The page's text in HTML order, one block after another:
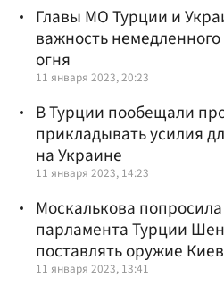
Главы МО Турции и
важность
огня
11 января 2023, 20:23
В Турции пообещали
прикладывать усилия
на Украине
11 января 2023, 14:23
Москалькова
парламента Турции
поставлять оружие
11 января 2023, 13:41